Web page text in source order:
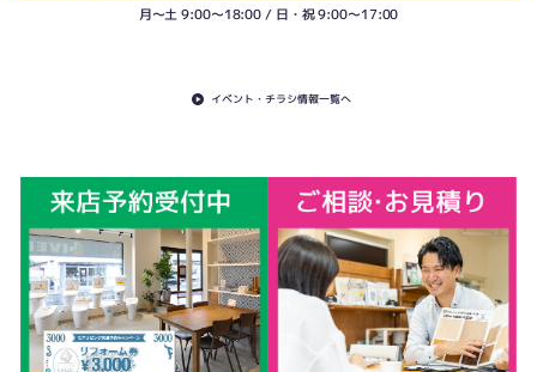
月〜土 9:00〜18:00 / 日・祝 9:00〜17:00
イベント・チラシ情報一覧へ